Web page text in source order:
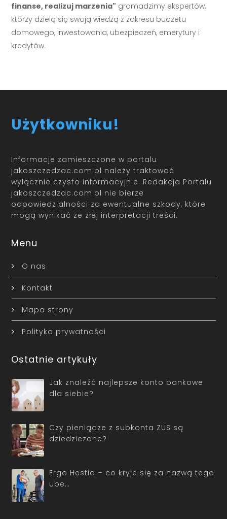
finanse, realizuj marzenia" gromadzimy ekspertów,
którzy dzielą się swoją wiedzą z zakresu budżetu
domowego, inwestowania, ubezpieczeń, emerytury i
kredytów.
Użytkowniku!
Informacje zamieszczone w portalu
jakoszczedzac.com.pl należy traktować
wyłącznie czysto informacyjnie. Redakcja Portalu
jakoszczedzac.com.pl nie bierze
odpowiedzialności za ewentualne szkody, które
mogą wynikać ze złej interpretacji treści.
Menu
O nas
Kontakt
Mapa strony
Polityka prywatności
Ostatnie artykuły
Jak znaleźć najlepsze konto bankowe
dla siebie?
Czy pieniądze z subkonta ZUS są
dziedziczone?
Ergo Hestia – co kryje się za nazwą tego
ube…